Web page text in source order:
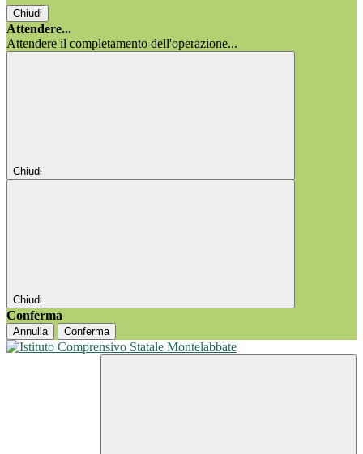
Chiudi
Attendere...
Attendere il completamento dell'operazione...
Chiudi
Chiudi
Conferma
Annulla Conferma